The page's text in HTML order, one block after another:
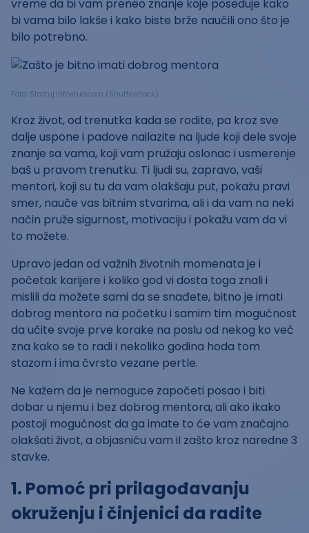
vreme da bi vam preneo znanje koje poseduje kako
bi vama bilo lakše i kako biste brže naučili ono što je
bilo potrebno.
Foto: Startuj.infostud.com (Shutterstock)
Kroz život, od trenutka kada se rodite, pa kroz sve
dalje uspone i padove nailazite na ljude koji dele svoje
znanje sa vama, koji vam pružaju oslonac i usmerenje
baš u pravom trenutku. Ti ljudi su, zapravo, vaši
mentori, koji su tu da vam olakšaju put, pokažu pravi
smer, nauče vas bitnim stvarima, ali i da vam na neki
način pruže sigurnost, motivaciju i pokažu vam da vi
to možete.
Upravo jedan od važnih životnih momenata je i
početak karijere i koliko god vi dosta toga znali i
mislili da možete sami da se snađete, bitno je imati
dobrog mentora na početku i samim tim mogućnost
da učite svoje prve korake na poslu od nekog ko već
zna kako se to radi i nekoliko godina hoda tom
stazom i ima čvrsto vezane pertle.
Ne kažem da je nemoguce započeti posao i biti
dobar u njemu i bez dobrog mentora, ali ako ikako
postoji mogućnost da ga imate to će vam značajno
olakšati život, a objasniću vam iI zašto kroz naredne 3
stavke.
1. Pomoć pri prilagođavanju
okruženju i činjenici da radite